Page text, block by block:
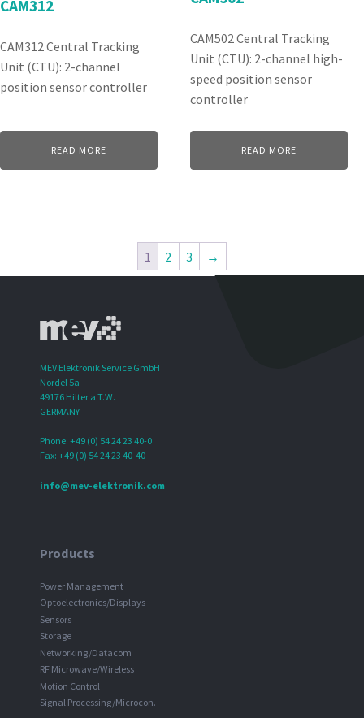
CAM312
CAM312 Central Tracking
Unit (CTU): 2-channel
position sensor controller
READ MORE
CAM502 Central Tracking
Unit (CTU): 2-channel high-
speed position sensor
controller
READ MORE
1 2 3 →
MEV Elektronik Service GmbH
Nordel 5a
49176 Hilter a.T.W.
GERMANY
Phone: +49 (0) 54 24 23 40-0
Fax: +49 (0) 54 24 23 40-40
info@mev-elektronik.com
Products
Power Management
Optoelectronics/Displays
Sensors
Storage
Networking/Datacom
RF Microwave/Wireless
Motion Control
Signal Processing/Microcon.